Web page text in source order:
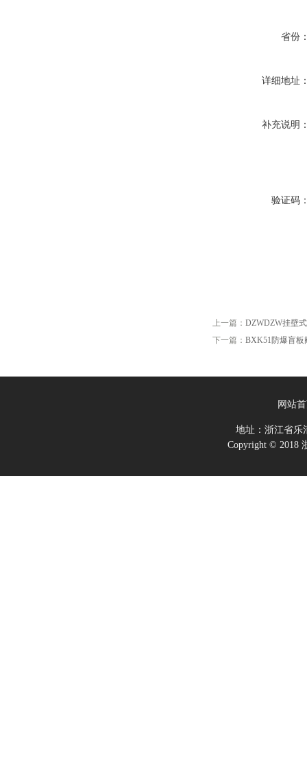
省份
详细地址
补充说明
验证码
上一篇： DZWDZW挂壁
下一篇： BXK51防爆盲板
网站
地址：浙江省
Copyright © 2018